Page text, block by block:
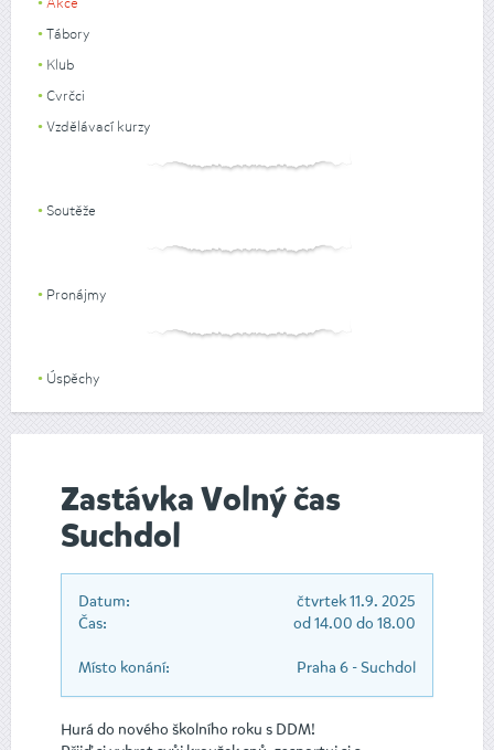
Tábory
Klub
Cvrčci
Vzdělávací kurzy
Soutěže
Pronájmy
Úspěchy
Zastávka Volný čas
Suchdol
Datum:
čtvrtek 11.9. 2025
Čas:
od 14.00 do 18.00
Místo konání: Praha 6 - Suchdol
Hurá do nového školního roku s DDM!